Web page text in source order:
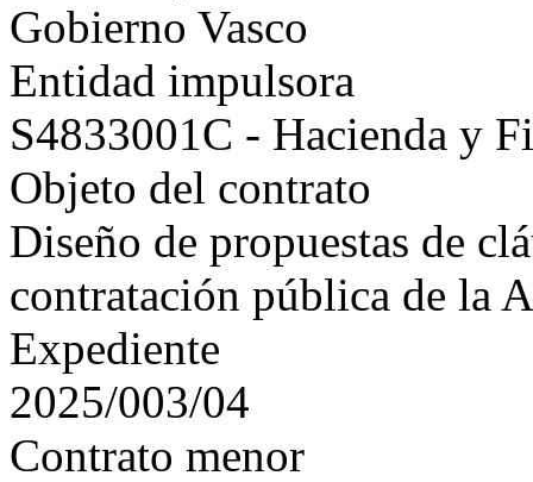
Gobierno Vasco
Entidad impulsora
S4833001C - Hacienda y
Objeto del contrato
Diseño de propuestas de
contratación pública de la
Expediente
2025/003/04
Contrato menor